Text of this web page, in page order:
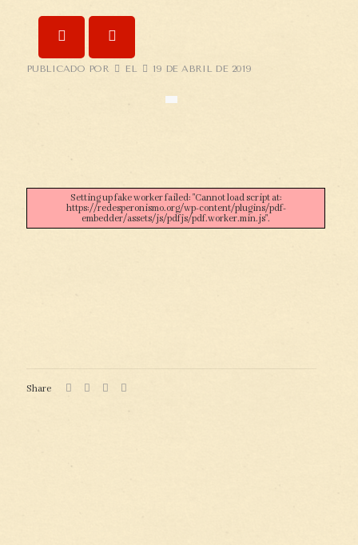
PUBLICADO POR EL 19 DE ABRIL DE 2019
Setting up fake worker failed: "Cannot load script at:
https://redesperonismo.org/wp-content/plugins/pdf-
embedder/assets/js/pdfjs/pdf.worker.min.js".
Share